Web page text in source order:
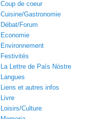
Coup de coeur
Cuisine/Gastronomie
Débat/Forum
Economie
Environnement
Festivités
La Lettre de País Nòstre
Langues
Liens et autres infos
Livre
Loisirs/Culture